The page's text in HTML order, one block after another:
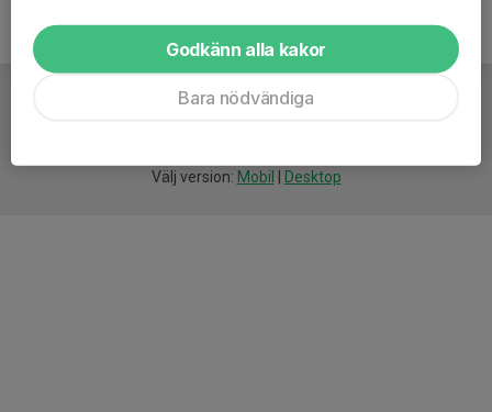
Välj version: Mobil Desktop
Godkänn alla kakor
Bara nödvändiga